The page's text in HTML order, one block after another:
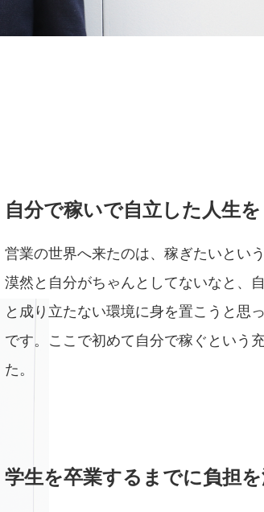
自分で稼いで自立した人生を
営業の世界へ来たのは、稼ぎたいとい
漠然と自分がちゃんとしてないなと、
と成り立たない環境に身を置こうと思
です。ここで初めて自分で稼ぐという
た。
学生を卒業するまでに負担